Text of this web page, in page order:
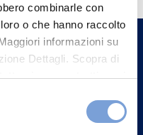
combinarle con
o che hanno raccolto
informazioni su
Dettagli. Scopra di
e come trattiamo i
sezione "Informativa
a te e parla con